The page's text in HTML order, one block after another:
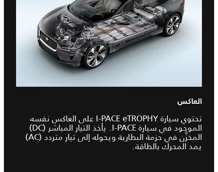
العاكس
تحتوي سيارة I‑PACE eTROPHY على العاكس نفسه
الموجود في سيارة I‑PACE. يأخذ التيار المباشر (DC)
المخزَّن في حزمة البطارية ويحوله إلى تيار متردد (AC)
يمد المحرك بالطاقة.